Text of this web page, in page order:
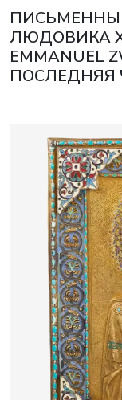
ЛЮДОВИКА
EMMANUEL
ПОСЛЕДНЯЯ